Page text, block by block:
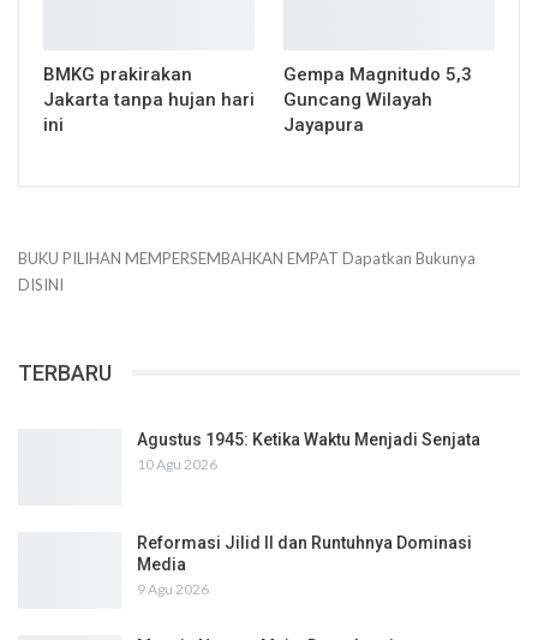
BMKG prakirakan
Jakarta tanpa hujan hari
ini
Gempa Magnitudo 5,3
Guncang Wilayah
Jayapura
BUKU PILIHAN MEMPERSEMBAHKAN EMPAT Dapatkan Bukunya
DISINI
TERBARU
Agustus 1945: Ketika Waktu Menjadi Senjata
10 Agu 2026
Reformasi Jilid II dan Runtuhnya Dominasi
Media
9 Agu 2026